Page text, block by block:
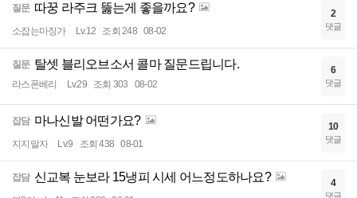
질문 따꿍 라주크 뚫는게 좋을까요?
소잡는마징가 Lv.12 조회 248 08-02
2
댓글
질문 탈셋 블리오브소서 콜마 질문드립니다.
라스폰베리 Lv.29 조회 303 08-02
6
댓글
잡담 마나신발 어떤가요?
지지말자 Lv.9 조회 438 08-01
10
댓글
잡담 신교복 눈보라 15냉피 시세 어느정도하나요? 4
댓글